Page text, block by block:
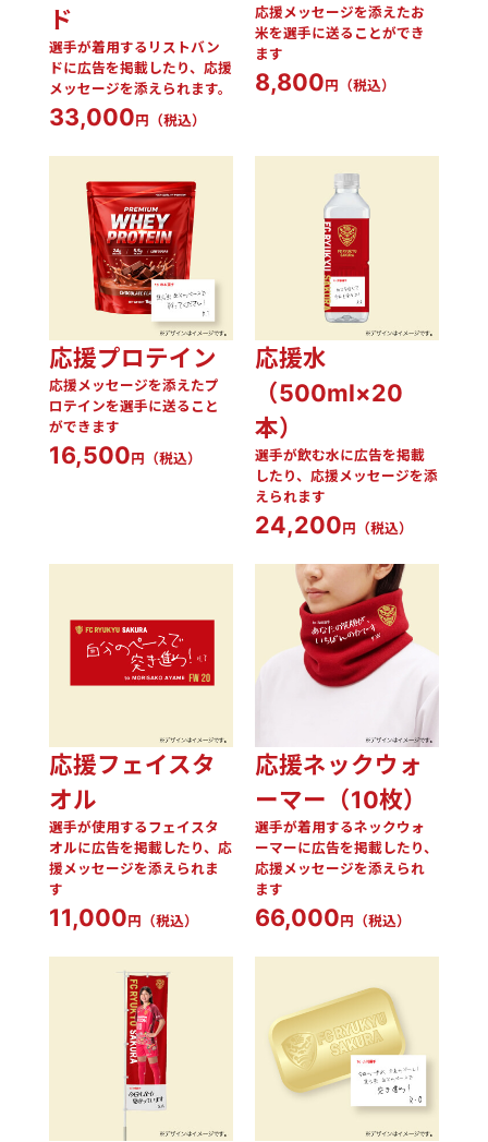
ド
選手が着用するリストバン
ドに広告を掲載したり、応援
メッセージを添えられます。
33,000 円（税込）
応援メッセージを添えたお
米を選手に送ることができ
ます
8,800 円（税込）
応援プロテイン
応援メッセージを添えたプ
ロテインを選手に送ること
ができます
16,500円（税込）
応援水
（500ml×20
本）
選手が飲む水に広告を掲載
したり、応援メッセージを添
えられます
24,200円（税込）
応援フェイスタ
オル
選手が使用するフェイスタ
オルに広告を掲載したり、応
援メッセージを添えられま
す
11,000 円（税込）
応援ネックウォ
ーマー（10枚）
選手が着用するネックウォ
ーマーに広告を掲載したり、
応援メッセージを添えられ
ます
66,000 円（税込）